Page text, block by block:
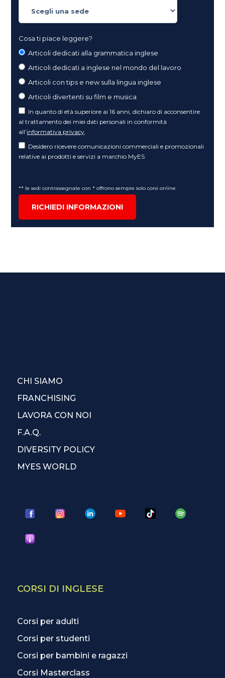
Cosa ti piace leggere?
Articoli dedicati alla grammatica inglese
Articoli dedicati a inglese nel mondo del lavoro
Articoli con tips e new sulla lingua inglese
Articoli divertenti su film e musica
In quanto di età superiore ai 16 anni, dichiaro di acconsentire
al trattamento dei miei dati personali in conformità
all’informativa privacy
Desidero ricevere comunicazioni commerciali e promozionali
relative ai prodotti e servizi a marchio MyES
** le sedi contrassegnate con * offrono sempre solo corsi online
RICHIEDI INFORMAZIONI
CHI SIAMO
FRANCHISING
LAVORA CON NOI
F.A.Q.
DIVERSITY POLICY
MYES WORLD
CORSI DI INGLESE
Corsi per adulti
Corsi per studenti
Corsi per bambini e ragazzi
Corsi Masterclass